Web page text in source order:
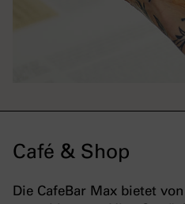
Café & Shop
Die CafeBar Max bietet